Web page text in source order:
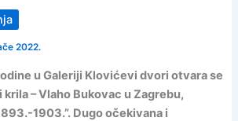
2022.
u Galeriji Klovićevi dvori otvara se
krila – Vlaho Bukovac u Zagrebu,
1903.”. Dugo očekivana i